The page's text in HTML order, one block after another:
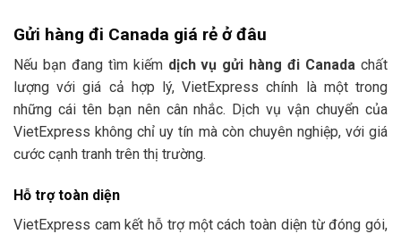
Gửi hàng đi Canada giá rẻ ở đâu
Nếu bạn đang tìm kiếmdịch vụ gửi hàng đi Canada chất
lượng với giá cả hợp lý, VietExpress chính là một trong
những cái tên bạn nên cân nhắc. Dịch vụ vận chuyển của
VietExpress không chỉ uy tín mà còn chuyên nghiệp, với giá
cước cạnh tranh trên thị trường.
Hỗ trợ toàn diện
VietExpress cam kết hỗ trợ một cách toàn diện từ đóng gói,